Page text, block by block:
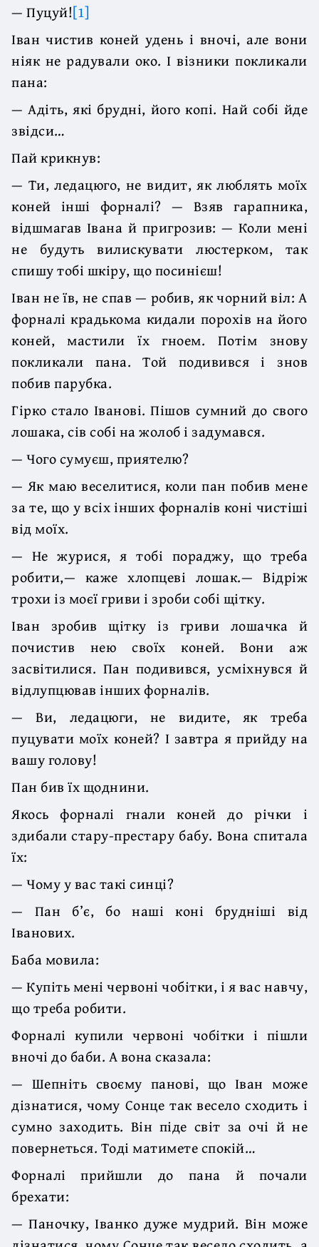
— Пуцуй![1]
Іван чистив коней удень і вночі, але вони
ніяк не радували око. І візники покликали
пана:
— Адіть, які брудні, його копі. Най собі йде
звідси…
Пай крикнув:
— Ти, ледацюго, не видит, як люблять моїх
коней інші форналі? — Взяв гарапника,
відшмагав Івана й пригрозив: — Коли мені
не будуть вилискувати люстерком, так
спишу тобі шкіру, що посинієш!
Іван не їв, не спав — робив, як чорний віл: А
форналі крадькома кидали порохів на його
коней, мастили їх гноем. Потім знову
покликали пана. Той подивився і знов
побив парубка.
Гірко стало Іванові. Пішов сумний до свого
лошака, сів собі на жолоб і задумався.
— Чого сумуєш, приятелю?
— Як маю веселитися, коли пан побив мене
за те, що у всіх інших форналів коні чистіші
від моїх.
— Не журися, я тобі пораджу, що треба
робити,— каже хлопцеві лошак.— Відріж
трохи із моєї гриви і зроби собі щітку.
Іван зробив щітку із гриви лошачка й
почистив нею своїх коней. Вони аж
засвітилися. Пан подивився, усміхнувся й
відлупцював інших форналів.
— Ви, ледацюги, не видите, як треба
пуцувати моїх коней? І завтра я прийду на
вашу голову!
Пан бив їх щоднини.
Якось форналі гнали коней до річки і
здибали стару-престару бабу. Вона спитала
їх:
— Чому у вас такі синці?
— Пан б’є, бо наші коні брудніші від
Іванових.
Баба мовила:
— Купіть мені червоні чобітки, і я вас навчу,
що треба робити.
Форналі купили червоні чобітки і пішли
вночі до баби. А вона сказала:
— Шепніть своєму панові, що Іван може
дізнатися, чому Сонце так весело сходить і
сумно заходить. Він піде світ за очі й не
повернеться. Тоді матимете спокій…
Форналі прийшли до пана й почали
брехати:
— Паночку, Іванко дуже мудрий. Він може